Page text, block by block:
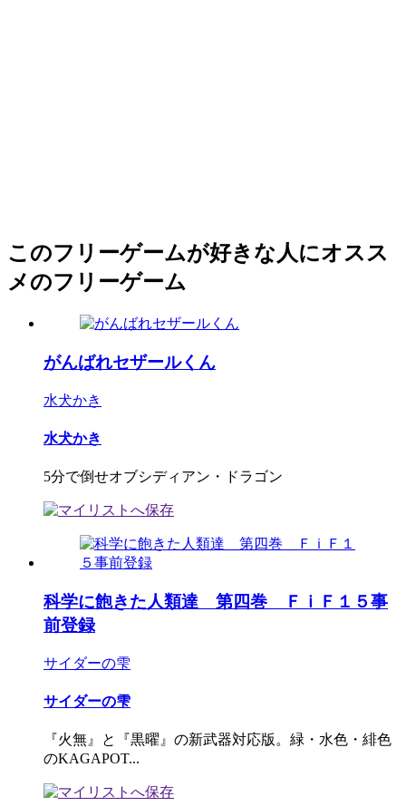
このフリーゲームが好きな人にオスス
メのフリーゲーム
がんばれセザールくん
水犬かき
水犬かき
5分で倒せオブシディアン・ドラゴン
科学に飽きた人類達 第四巻 ＦｉＦ１５事
前登録
サイダーの雫
サイダーの雫
『火無』と『黒曜』の新武器対応版。緑・水色・緋色
のKAGAPOT...